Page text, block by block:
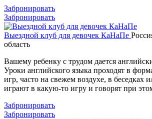
Забронировать
Забронировать
Выездной клуб для девочек КаНаПе
область
Вашему ребенку с трудом дается
Уроки английского языка проходят в
игр, часто на свежем воздухе, в беседках
играют в какую-то игру и говорят при
Забронировать
Забронировать